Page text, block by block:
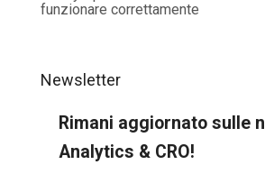
funzionare correttamente
Newsletter
Rimani aggiornato sulle
Analytics & CRO!